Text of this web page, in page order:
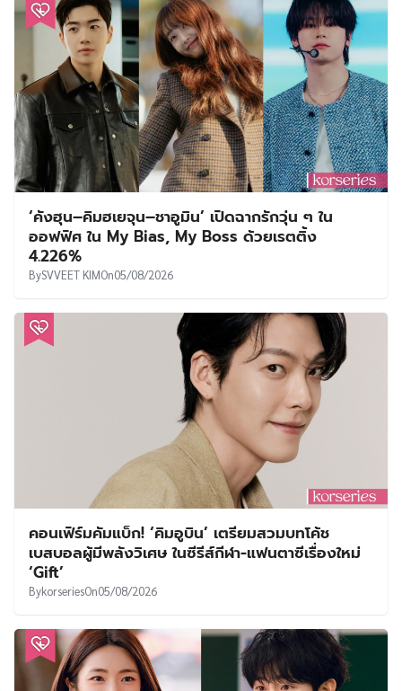
‘คังฮุน–คิมฮเยจุน–ชาอูมิน’ เปิดฉากรักวุ่น ๆ ใน
ออฟฟิศ ใน My Bias, My Boss ด้วยเรตติ้ง
4.226%
BySVVEET KIMOn05/08/2026
คอนเฟิร์มคัมแบ็ก! ‘คิมอูบิน’ เตรียมสวมบทโค้ช
เบสบอลผู้มีพลังวิเศษ ในซีรีส์กีฬา-แฟนตาซีเรื่องใหม่
‘Gift’
BykorseriesOn05/08/2026